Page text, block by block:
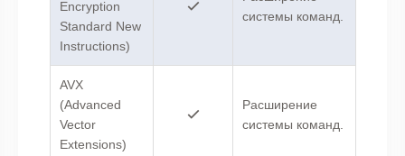
Encryption
Standard New
Instructions)
системы команд.
AVX
(Advanced
Vector
Extensions)
Расширение
системы команд.